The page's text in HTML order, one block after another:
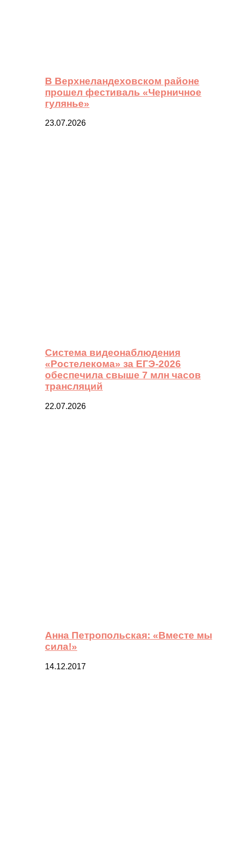
В Верхнеландеховском районе
прошел фестиваль «Черничное
гулянье»
23.07.2026
Система видеонаблюдения
«Ростелекома» за ЕГЭ-2026
обеспечила свыше 7 млн часов
трансляций
22.07.2026
Анна Петропольская: «Вместе мы
сила!»
14.12.2017